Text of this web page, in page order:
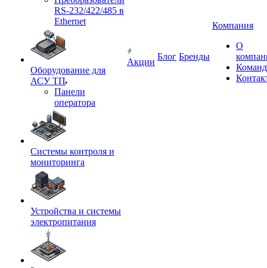
RS-232/422/485 в
Ethernet
Оборудование для
АСУ ТП
Панели
оператора
Системы контроля и
мониторинга
Устройства и системы
электропитания
Акции
Блог Бренды
Компания
О